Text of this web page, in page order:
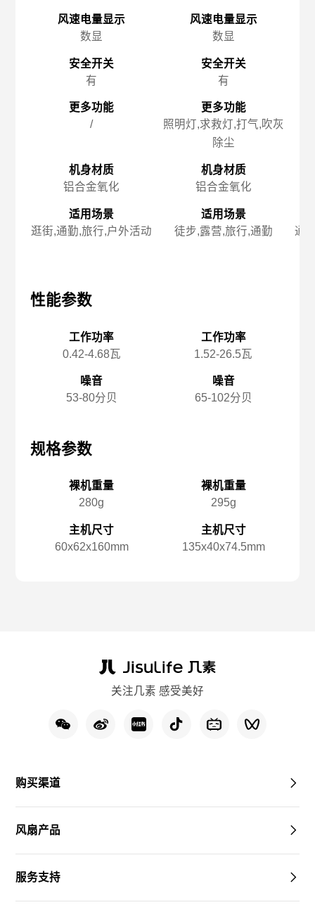
风速电量显示
数显
安全开关
有
更多功能
/
机身材质
铝合金氧化
适用场景
逛街,通勤,旅行,户外活动
性能参数
工作功率
0.42-4.68瓦
噪音
53-80分贝
规格参数
裸机重量
280g
主机尺寸
60x️62x️160mm
风速电量显示
数显
安全开关
有
更多功能
照明灯,求救灯,打气,吹灰
除尘
机身材质
铝合金氧化
适用场景
徒步,露营,旅行,通勤
工作功率
1.52-26.5瓦
噪音
65-102分贝
裸机重量
295g
主机尺寸
135x️40x️74.5mm
通
关注几素 感受美好
购买渠道
风扇产品
服务支持